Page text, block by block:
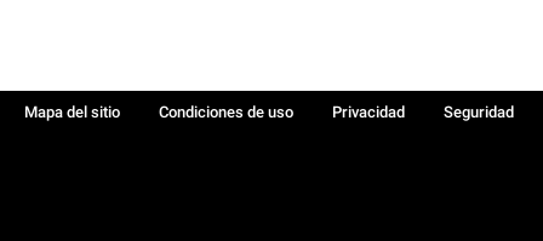
Mapa del sitio Condiciones de uso Privacidad
Seguridad